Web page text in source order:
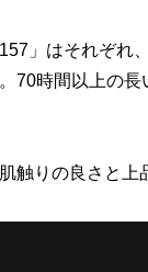
」はそれぞ
70時間以上の
触りの良さと